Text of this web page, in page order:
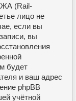
(Rail-
лицо не
если вы
вы
будет
и ваш адрес
phpBB
учётной